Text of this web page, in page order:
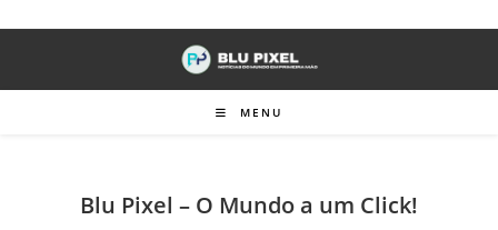
MENU
Blu Pixel – O Mundo a um Click!